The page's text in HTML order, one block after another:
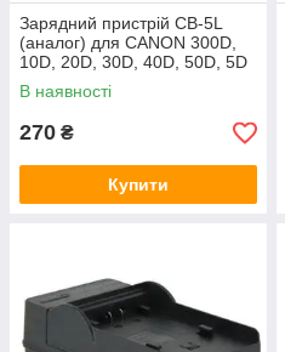
Зарядний пристрій CB-5L
(аналог) для CANON 300D,
10D, 20D, 30D, 40D, 50D, 5D
(батарея BP-511)
В наявності
270 ₴
Купити